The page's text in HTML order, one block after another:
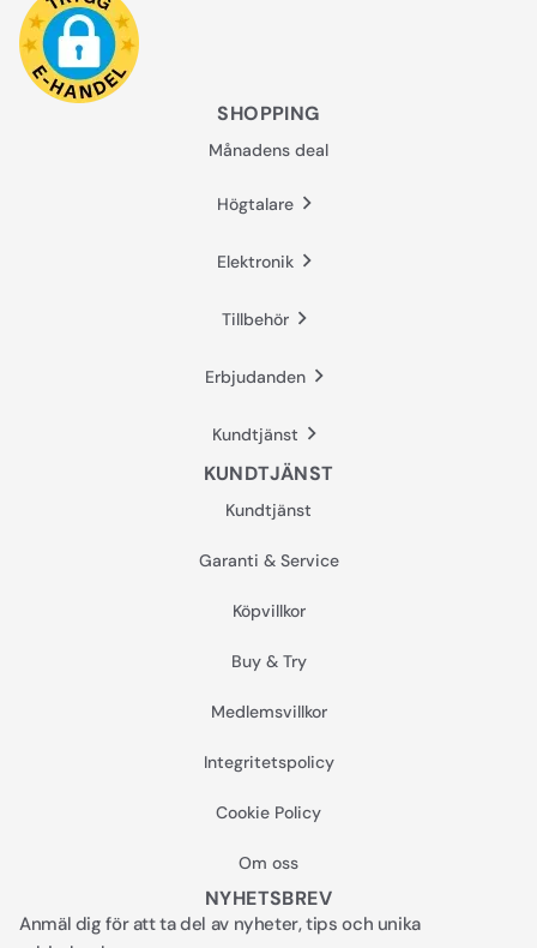
SHOPPING
Månadens deal
Högtalare
Elektronik
Tillbehör
Erbjudanden
Kundtjänst
KUNDTJÄNST
Kundtjänst
Garanti & Service
Köpvillkor
Buy & Try
Medlemsvillkor
Integritetspolicy
Cookie Policy
Om oss
NYHETSBREV
Anmäl dig för att ta del av nyheter, tips och unika